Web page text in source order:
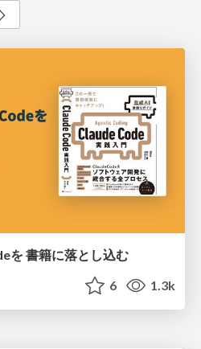
を 書籍に落とし込む
6 1.3k